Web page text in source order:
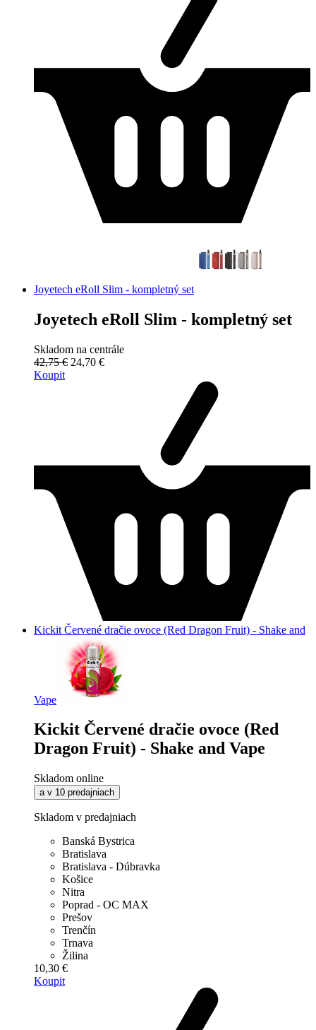
Joyetech eRoll Slim - kompletný set
Joyetech eRoll Slim - kompletný set
Skladom na centrále
42,75 € 24,70 €
Koupit
Kickit Červené dračie ovoce (Red Dragon Fruit) - Shake and
Vape
Kickit Červené dračie ovoce (Red
Dragon Fruit) - Shake and Vape
Skladom online
a v 10 predajniach
Skladom v predajniach
Banská Bystrica
Bratislava
Bratislava - Dúbravka
Košice
Nitra
Poprad - OC MAX
Prešov
Trenčín
Trnava
Žilina
10,30 €
Koupit